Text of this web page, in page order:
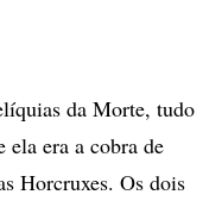
da Morte, tudo
ela era a cobra de
Horcruxes. Os dois